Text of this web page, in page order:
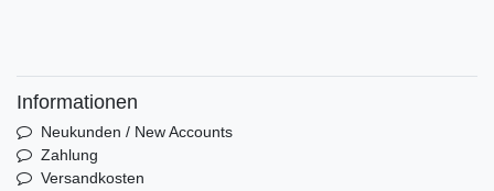
Informationen
Neukunden / New Accounts
Zahlung
Versandkosten